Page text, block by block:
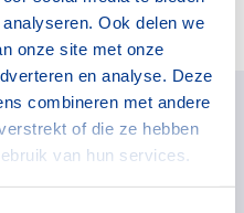
Ook delen we
onze site met onze
en analyse. Deze
combineren met andere
of die ze hebben
van hun services.